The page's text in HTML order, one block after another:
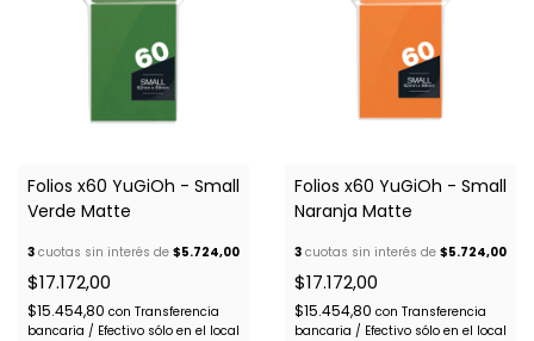
Folios x60 YuGiOh - Small
Verde Matte
3 cuotas sin interés de $5.724,00
$17.172,00
$15.454,80 con Transferencia
bancaria / Efectivo sólo en el local
Folios x60 YuGiOh - Small
Naranja Matte
3 cuotas sin interés de $5.724,00
$17.172,00
$15.454,80 con Transferencia
bancaria / Efectivo sólo en el local